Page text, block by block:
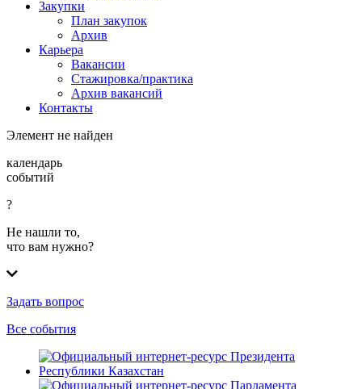
Закупки
План закупок
Архив
Карьера
Вакансии
Стажировка/практика
Архив вакансий
Контакты
Элемент не найден
календарь
событий
?
Не нашли то,
что вам нужно?
Задать вопрос
Все события